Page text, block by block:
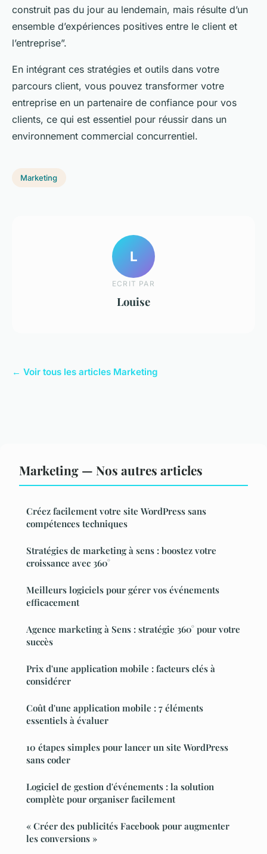
construit pas du jour au lendemain, mais résulte d’un
ensemble d’expériences positives entre le client et
l’entreprise”.
En intégrant ces stratégies et outils dans votre
parcours client, vous pouvez transformer votre
entreprise en un partenaire de confiance pour vos
clients, ce qui est essentiel pour réussir dans un
environnement commercial concurrentiel.
Marketing
L
ECRIT PAR
Louise
← Voir tous les articles Marketing
Marketing — Nos autres articles
Créez facilement votre site WordPress sans
compétences techniques
Stratégies de marketing à sens : boostez votre
croissance avec 360°
Meilleurs logiciels pour gérer vos événements
efficacement
Agence marketing à Sens : stratégie 360° pour votre
succès
Prix d'une application mobile : facteurs clés à
considérer
Coût d'une application mobile : 7 éléments
essentiels à évaluer
10 étapes simples pour lancer un site WordPress
sans coder
Logiciel de gestion d'événements : la solution
complète pour organiser facilement
« Créer des publicités Facebook pour augmenter
les conversions »